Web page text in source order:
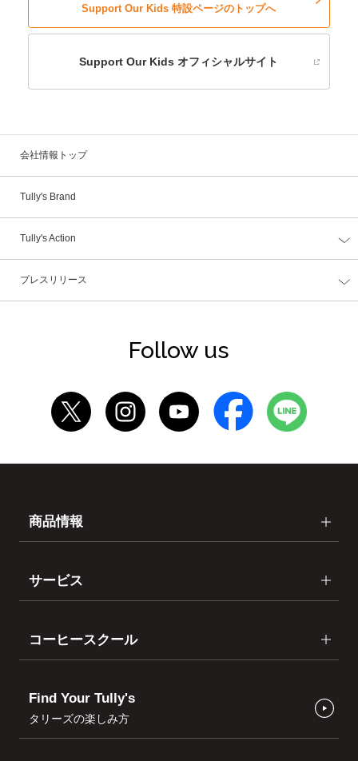
Support Our Kids 特設ページのトップへ
Support Our Kids オフィシャルサイト
会社情報トップ
Tully's Brand
Tully's Action
プレスリリース
Follow us
商品情報
サービス
コーヒースクール
Find Your Tully's
タリーズの楽しみ方